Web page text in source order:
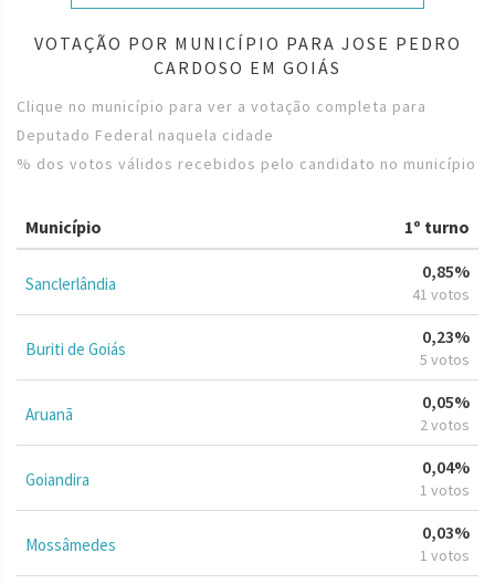
VOTAÇÃO POR MUNICÍPIO PARA JOSE PEDRO
CARDOSO EM GOIÁS
Clique no município para ver a votação completa para
Deputado Federal naquela cidade
% dos votos válidos recebidos pelo candidato no município
Município 1º turno
Sanclerlândia
0,85%
41 votos
Buriti de Goiás
0,23%
5 votos
Aruanã
0,05%
2 votos
Goiandira
0,04%
1 votos
Mossâmedes
0,03%
1 votos